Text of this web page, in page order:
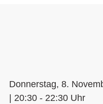
Donnerstag, 8.
| 20:30 - 22:30 Uhr